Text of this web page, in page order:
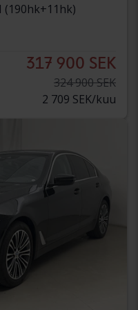
(190hk+11hk)
317 900 SEK
324 900 SEK
2 709 SEK/kuu